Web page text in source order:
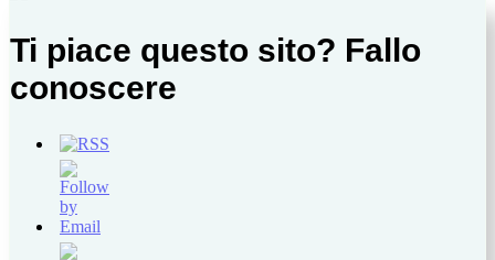
Ti piace questo sito? Fallo
conoscere